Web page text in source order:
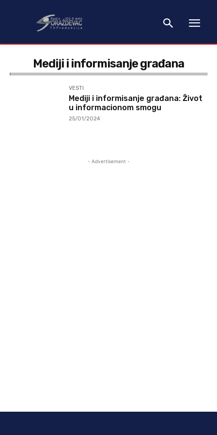
Mediji i informisanje građana
VESTI
Mediji i informisanje građana: Život
u informacionom smogu
25/01/2024
- Advertisement -